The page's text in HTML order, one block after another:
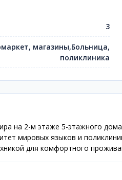
3
магазины,Больница,
поликлиника
на 2-м этаже 5-этажного
мировых языков и
для комфортного